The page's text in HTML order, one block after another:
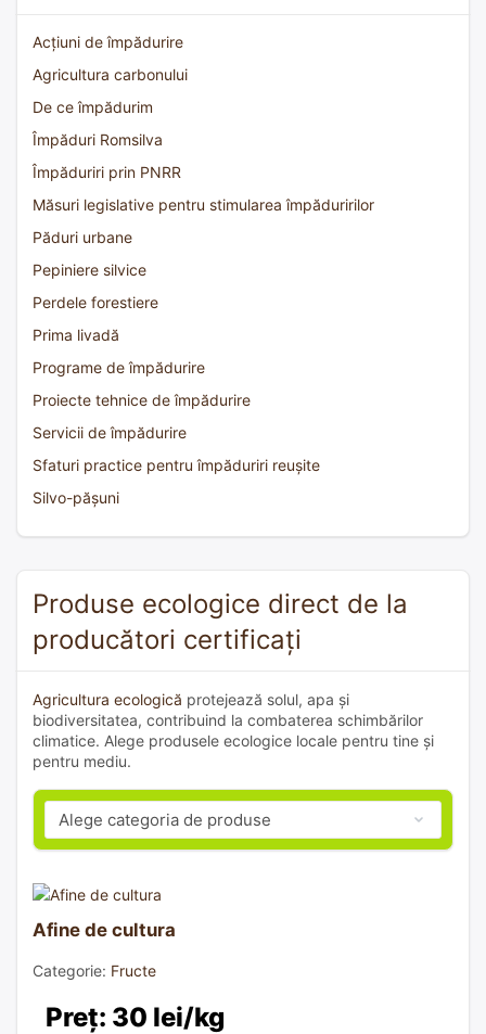
Acțiuni de împădurire
Agricultura carbonului
De ce împădurim
Împăduri Romsilva
Împăduriri prin PNRR
Măsuri legislative pentru stimularea împăduririlor
Păduri urbane
Pepiniere silvice
Perdele forestiere
Prima livadă
Programe de împădurire
Proiecte tehnice de împădurire
Servicii de împădurire
Sfaturi practice pentru împăduriri reușite
Silvo-pășuni
Produse ecologice direct de la
producători certificați
Agricultura ecologică protejează solul, apa și
biodiversitatea, contribuind la combaterea schimbărilor
climatice. Alege produsele ecologice locale pentru tine și
pentru mediu.
Afine de cultura
Categorie: Fructe
Preț: 30 lei/kg